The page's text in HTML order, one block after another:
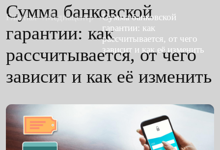
Главная Медиацентр
Сумма банковской
гарантии: как
рассчитывается, от чего
зависит и как её изменить
Сумма банковской
гарантии: как
рассчитывается, от чего
зависит и как её изменить